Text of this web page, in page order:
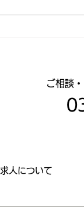
にご
ご相談
求人について